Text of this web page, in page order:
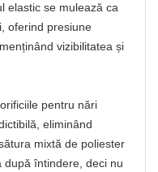
elastic se mulează ca
oferind presiune
vizibilitatea și
pentru nări
eliminând
mixtă de poliester
după întindere, deci nu